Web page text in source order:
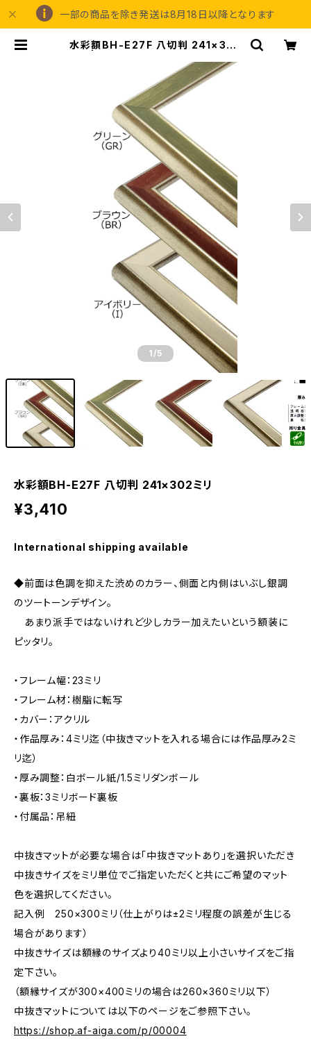
一部の商品を除き発送は8月18日以降となります
水彩額BH-E27F 八切判 241×302
1 /5
水彩額BH-E27F 八切判 241×302ミリ
¥3,410
International shipping available
◆前面は色調を抑えた渋めのカラー、側面と内側はいぶし銀調
のツートーンデザイン。
あまり派手ではないけれど少しカラー加えたいという額装に
ピッタリ。
・フレーム幅：23ミリ
・フレーム材：樹脂に転写
・カバー：アクリル
・作品厚み：4ミリ迄（中抜きマットを入れる場合には作品厚み2ミ
リ迄）
・厚み調整：白ボール紙/1.5ミリダンボール
・裏板：3ミリボード裏板
・付属品：吊紐
中抜きマットが必要な場合は「中抜きマットあり」を選択いただき
中抜きサイズをミリ単位でご指定いただくと共にご希望のマット
色を選択してください。
記入例 250×300ミリ（仕上がりは±2ミリ程度の誤差が生じる
場合があります）
中抜きサイズは額縁のサイズより40ミリ以上小さいサイズをご指
定下さい。
（額縁サイズが300×400ミリの場合は260×360ミリ以下）
中抜きマットについては以下のページをご参照下さい。
https://shop.af-aiga.com/p/00004